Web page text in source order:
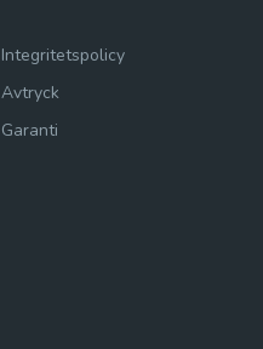
Integritetspolicy
Avtryck
Garanti